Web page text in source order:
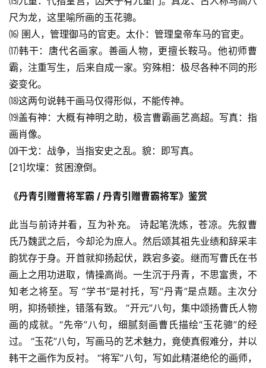
尺为龙，这里喻所画的玉花骢。
⒃ 圉人，管理御马的官吏。太仆：管理皇帝车马的官吏。
⒄韩干：唐代名画家。善画人物，更擅长鞍马。他初师曹
霸，注重写生，后来自成一家。穷殊相：极尽各种不同的形
姿变化。
⒅这两句说韩干画马仅得形似，不能传神。
⒆盖有神：大概有神明之助，极言曹霸画艺高超。写真：指
画肖像。
⒇干戈：战争，当指安史之乱。貌：即写真。
[21]坎壈：贫困潦倒。
《丹青引赠曹将军霸 / 丹青引赠曹霸将军》鉴赏
此当与前诗并看，互为补充。 诗起笔洗炼，苍凉。先叙曹
氏乃魏武之后，今却沦为庶人。然后颂其祖先业绩和辞采丰
韵犹存于身。开首就抑扬起伏，跌宕多姿。继而写曹氏在书
画上之用功进取，情操高尚。一生沉于丹青，不思富贵，不
知老之将至。写 “学书”是衬托，写“丹青”是点题。主次分
明，抑扬顿挫，错落有致。 “开元”八句，集中颂扬曹氏人物
画的成就。“先帝”八句，细腻刻画曹氏描绘“玉花骢”的经
过。 “玉花”八句，写画马的艺术魅力，竟使真假难分，并以
韩干之画作为反衬。 “将军”八句，写如此精湛绝伦的画师，